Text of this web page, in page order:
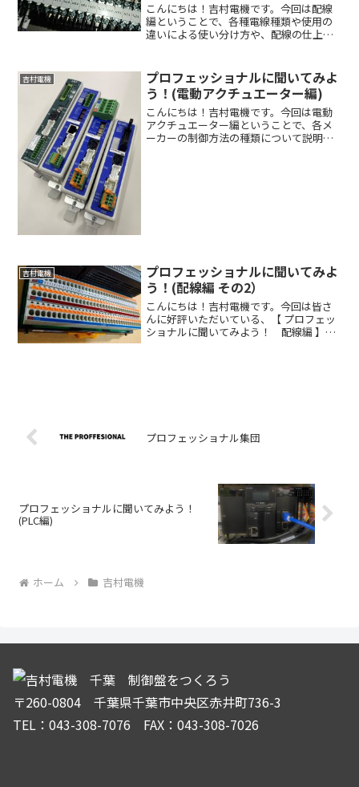
こんにちは！吉村電機です。今回は配線
編ということで、各種電線種類や使用の
違いによる使い分け方や、配線の仕上が
をしてもらいたいと思います。K先生よろ
しくお願いします。K...
吉村電機
プロフェッショナルに聞いてみよ
う！(電動アクチュエーター編)
こんにちは！吉村電機です。今回は電動
アクチュエーター編ということで、各メ
ーカーの制御方法の種類について説明し
吉村電機
プロフェッショナルに聞いてみよ
う！(配線編 その2）
こんにちは！吉村電機です。今回は皆さ
んに好評いただいている、【 プロフェッ
ショナルに聞いてみよう！ 配線編 】の
プロフェッショナル集団
プロフェッショナルに聞いてみよう！
(PLC編)
ホーム 吉村電機
〒260-0804 千葉県千葉市中央区赤井町736-3
TEL：043-308-7076 FAX：043-308-7026